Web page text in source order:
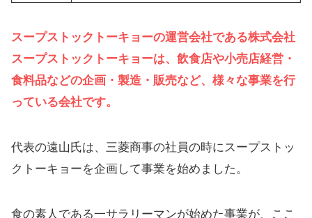
スープストックトーキョーの運営会社である株式会社
スープストックトーキョーは、飲食店や小売店経営・
食料品などの企画・製造・販売など、様々な事業を行
っている会社です。
代表の遠山氏は、三菱商事の社員の時にスープストッ
クトーキョーを企画して事業を始めました。
食の素人である一サラリーマンが始めた事業が、ここ